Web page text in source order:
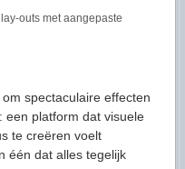
outs met aangepaste
spectaculaire effecten
een platform dat visuele
te creëren voelt
één dat alles tegelijk